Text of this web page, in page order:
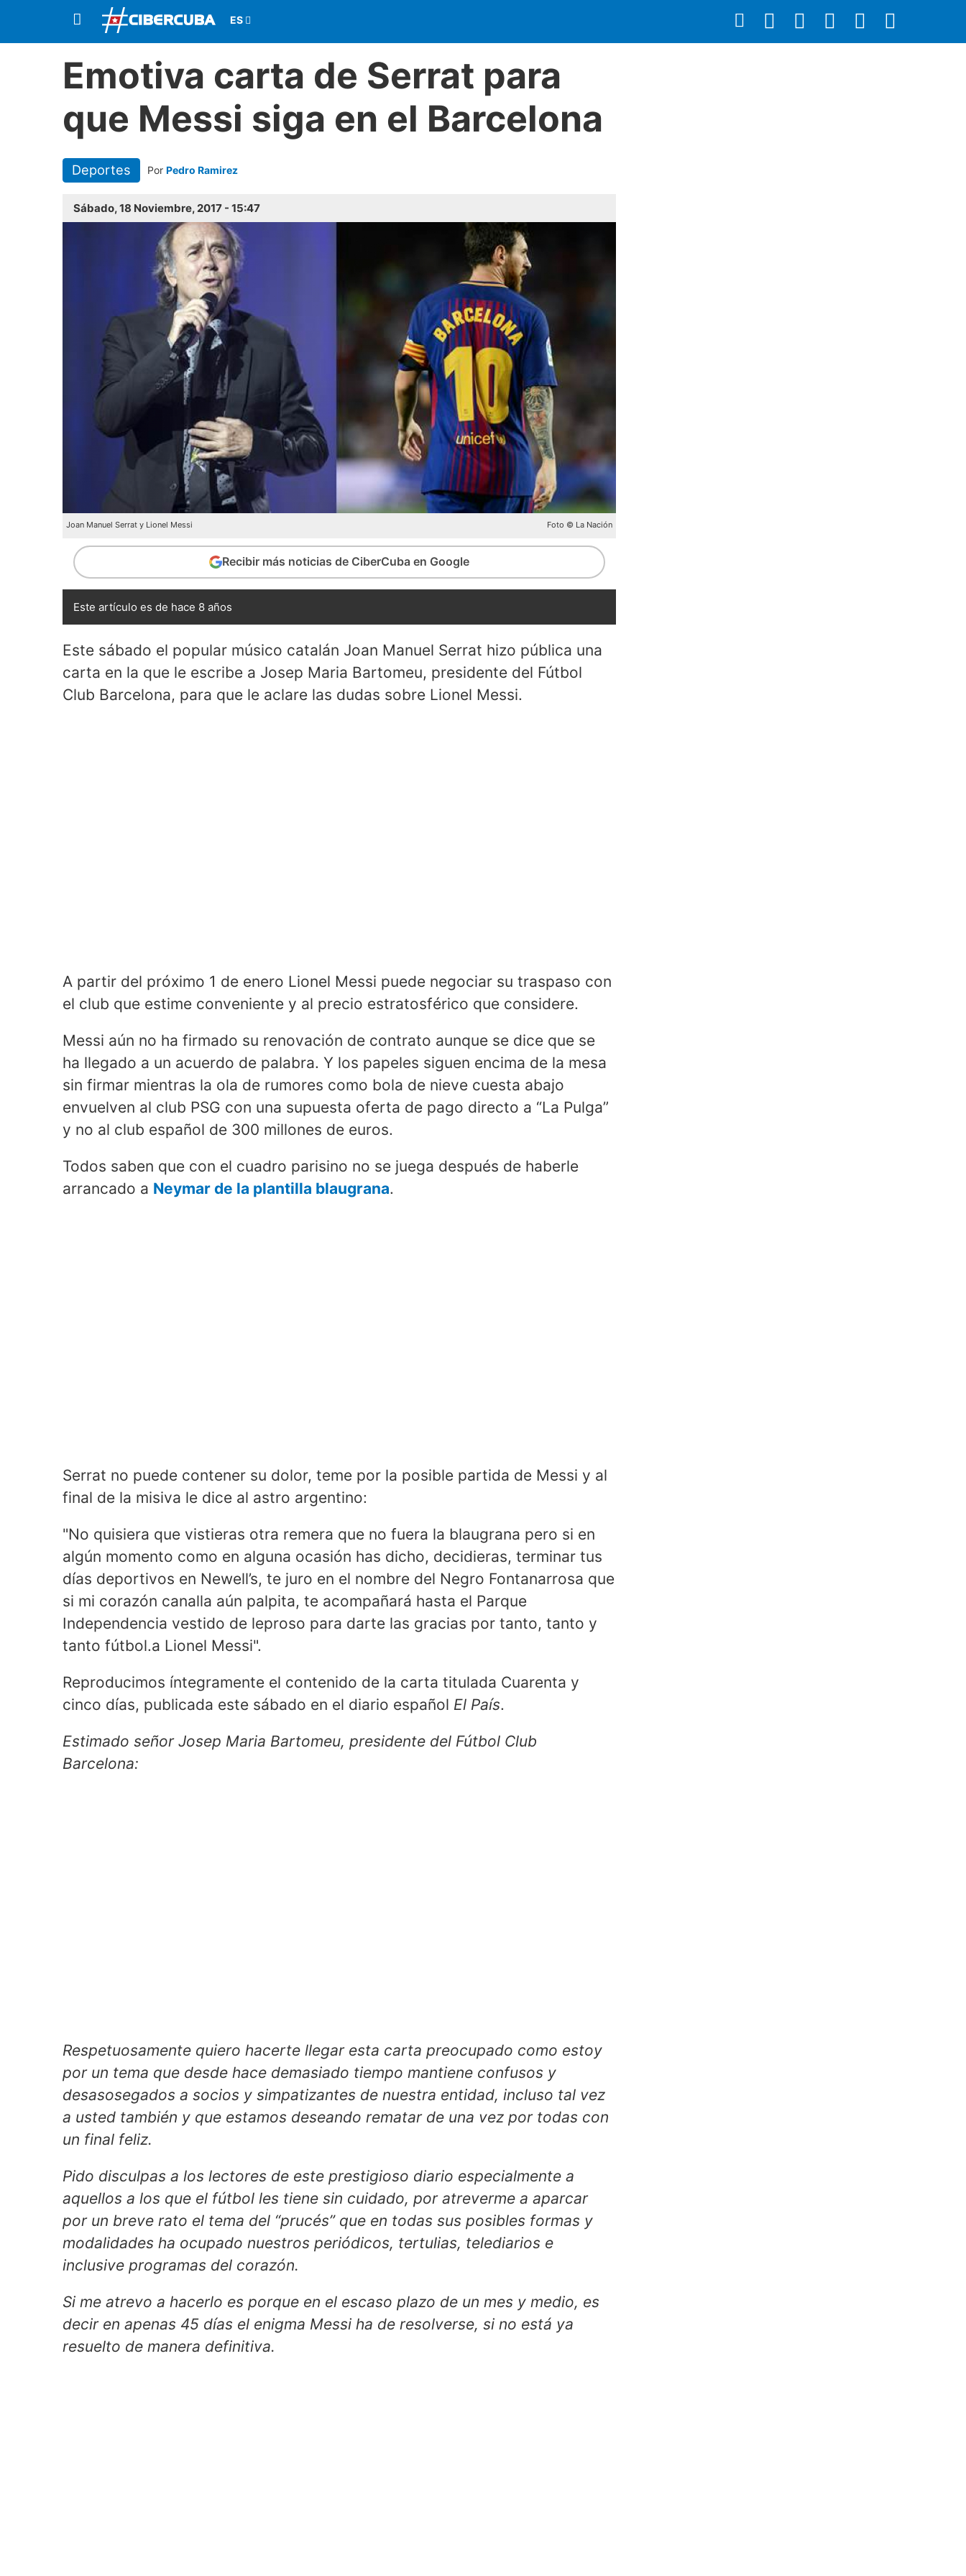
Emotiva carta de Serrat para
que Messi siga en el Barcelona
Deportes Por Pedro Ramirez
Sábado, 18 Noviembre, 2017 - 15:47
Joan Manuel Serrat y Lionel Messi Foto © La Nación
Recibir más noticias de CiberCuba en Google
Este artículo es de hace 8 años
Este sábado el popular músico catalán Joan Manuel Serrat hizo pública una
carta en la que le escribe a Josep Maria Bartomeu, presidente del Fútbol
Club Barcelona, para que le aclare las dudas sobre Lionel Messi.
A partir del próximo 1 de enero Lionel Messi puede negociar su traspaso con
el club que estime conveniente y al precio estratosférico que considere.
Messi aún no ha firmado su renovación de contrato aunque se dice que se
ha llegado a un acuerdo de palabra. Y los papeles siguen encima de la mesa
sin firmar mientras la ola de rumores como bola de nieve cuesta abajo
envuelven al club PSG con una supuesta oferta de pago directo a “La Pulga”
y no al club español de 300 millones de euros.
Todos saben que con el cuadro parisino no se juega después de haberle
arrancado a Neymar de la plantilla blaugrana.
Serrat no puede contener su dolor, teme por la posible partida de Messi y al
final de la misiva le dice al astro argentino:
"No quisiera que vistieras otra remera que no fuera la blaugrana pero si en
algún momento como en alguna ocasión has dicho, decidieras, terminar tus
días deportivos en Newell’s, te juro en el nombre del Negro Fontanarrosa que
si mi corazón canalla aún palpita, te acompañará hasta el Parque
Independencia vestido de leproso para darte las gracias por tanto, tanto y
tanto fútbol.a Lionel Messi".
Reproducimos íntegramente el contenido de la carta titulada Cuarenta y
cinco días, publicada este sábado en el diario español El País.
Estimado señor Josep Maria Bartomeu, presidente del Fútbol Club
Barcelona:
Respetuosamente quiero hacerte llegar esta carta preocupado como estoy
por un tema que desde hace demasiado tiempo mantiene confusos y
desasosegados a socios y simpatizantes de nuestra entidad, incluso tal vez
a usted también y que estamos deseando rematar de una vez por todas con
un final feliz.
Pido disculpas a los lectores de este prestigioso diario especialmente a
aquellos a los que el fútbol les tiene sin cuidado, por atreverme a aparcar
por un breve rato el tema del “prucés” que en todas sus posibles formas y
modalidades ha ocupado nuestros periódicos, tertulias, telediarios e
inclusive programas del corazón.
Si me atrevo a hacerlo es porque en el escaso plazo de un mes y medio, es
decir en apenas 45 días el enigma Messi ha de resolverse, si no está ya
resuelto de manera definitiva.